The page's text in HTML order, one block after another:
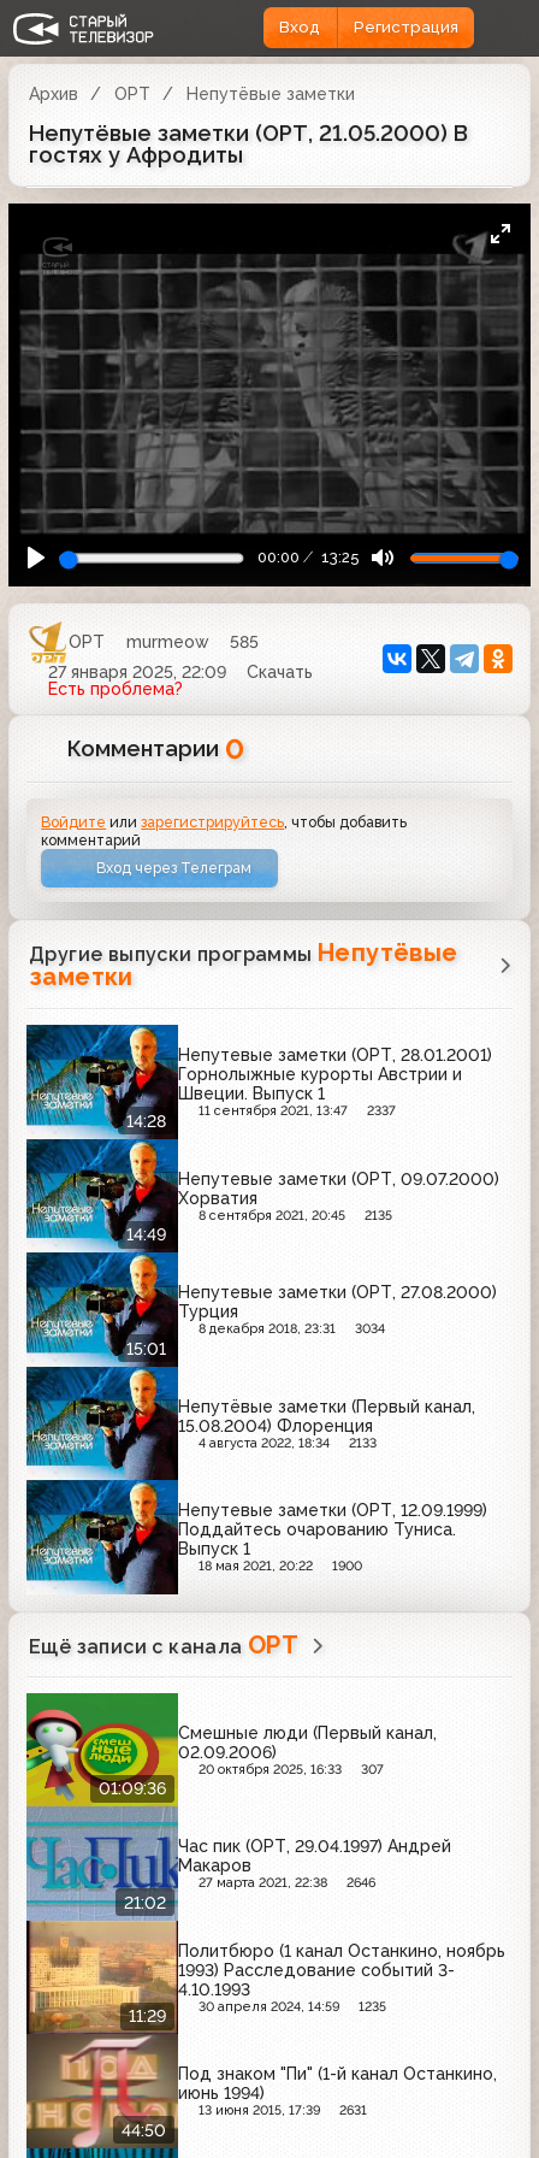
Вход Регистрация
Архив ОРТ Непутёвые заметки
Непутёвые заметки (ОРТ, 21.05.2000) В
гостях у Афродиты
00:00 13:25
ОРТ murmeow
585
27 января 2025, 22:09
Скачать
Есть проблема?
Комментарии 0
Войдите илизарегистрируйтесь , чтобы добавить
комментарий
Вход через Телеграм
Другие выпуски программы Непутёвые
заметки
14:28
Непутевые заметки (ОРТ, 28.01.2001)
Горнолыжные курорты Австрии и
Швеции. Выпуск 1
11 сентября 2021, 13:47 2337
14:49
Непутевые заметки (ОРТ, 09.07.2000)
Хорватия
8 сентября 2021, 20:45 2135
15:01
Непутевые заметки (ОРТ, 27.08.2000)
Турция
8 декабря 2018, 23:31 3034
Непутёвые заметки (Первый канал,
15.08.2004) Флоренция
4 августа 2022, 18:34 2133
Непутевые заметки (ОРТ, 12.09.1999)
Поддайтесь очарованию Туниса.
Выпуск 1
18 мая 2021, 20:22 1900
Ещё записи с канала ОРТ
01:09:36
Смешные люди (Первый канал,
02.09.2006)
20 октября 2025, 16:33 307
21:02
Час пик (ОРТ, 29.04.1997) Андрей
Макаров
27 марта 2021, 22:38 2646
11:29
Политбюро (1 канал Останкино, ноябрь
1993) Расследование событий 3-
4.10.1993
30 апреля 2024, 14:59 1235
44:50
Под знаком "Пи" (1-й канал Останкино,
июнь 1994)
13 июня 2015, 17:39 2631